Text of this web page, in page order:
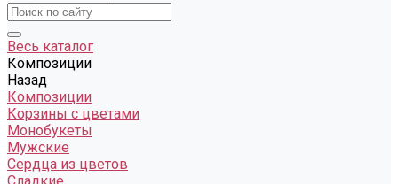
Весь каталог
Композиции
Назад
Композиции
Корзины с цветами
Монобукеты
Мужские
Сердца из цветов